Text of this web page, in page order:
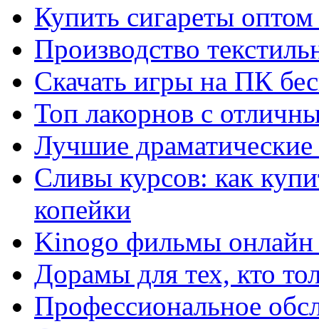
Купить сигареты
Производство
Скачать игры на ПК
Топ лакорнов с
Лучшие
Сливы курсов: как
копейки
Kinogo фильмы онлайн
Дорамы для тех, кто
Профессиональное